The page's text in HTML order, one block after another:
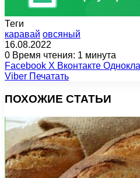
Теги
каравай овсяный
16.08.2022
0 Время чтения: 1 минута
Facebook X Вконтакте
Viber Печатать
ПОХОЖИЕ СТАТЬИ